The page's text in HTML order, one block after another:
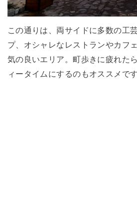
この通りは、両サイドに多数の工
プ、オシャレなレストランやカフ
気の良いエリア。町歩きに疲れた
ィータイムにするのもオススメです